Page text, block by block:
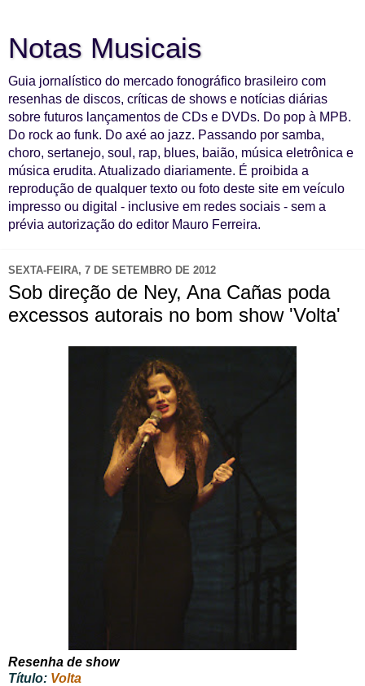
Notas Musicais
Guia jornalístico do mercado fonográfico brasileiro com
resenhas de discos, críticas de shows e notícias diárias
sobre futuros lançamentos de CDs e DVDs. Do pop à MPB.
Do rock ao funk. Do axé ao jazz. Passando por samba,
choro, sertanejo, soul, rap, blues, baião, música eletrônica e
música erudita. Atualizado diariamente. É proibida a
reprodução de qualquer texto ou foto deste site em veículo
impresso ou digital - inclusive em redes sociais - sem a
prévia autorização do editor Mauro Ferreira.
SEXTA-FEIRA, 7 DE SETEMBRO DE 2012
Sob direção de Ney, Ana Cañas poda
excessos autorais no bom show 'Volta'
Resenha de show
Título: Volta